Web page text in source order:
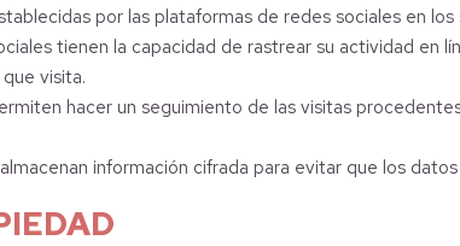
por las plataformas de redes sociales en
tienen la capacidad de rastrear su actividad en
visita.
hacer un seguimiento de las visitas
información cifrada para evitar que los